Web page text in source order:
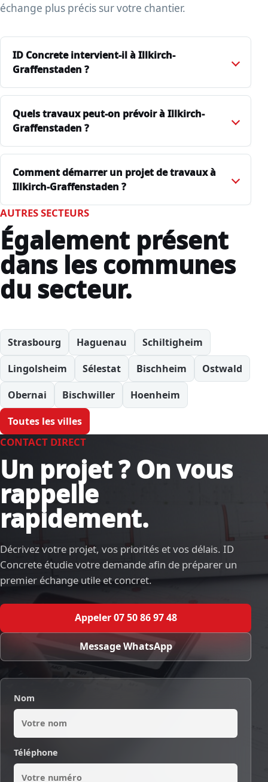
échange plus précis sur votre chantier.
ID Concrete intervient-il à Illkirch-
Graffenstaden ?
Quels travaux peut-on prévoir à Illkirch-
Graffenstaden ?
Comment démarrer un projet de travaux à
Illkirch-Graffenstaden ?
AUTRES SECTEURS
Également présent
dans les communes
du secteur.
Strasbourg Haguenau
Schiltigheim
Lingolsheim
Sélestat Bischheim
Ostwald
Obernai
Bischwiller
Hoenheim
Toutes les villes
CONTACT DIRECT
Un projet ? On vous
rappelle
rapidement.
Décrivez votre projet, vos priorités et vos délais. ID
Concrete étudie votre demande afin de préparer un
premier échange utile et concret.
Appeler 07 50 86 97 48
Message WhatsApp
Nom
Téléphone